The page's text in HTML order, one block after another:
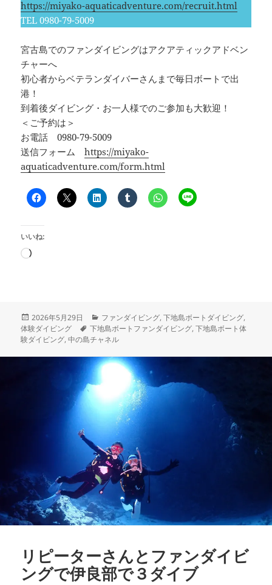
https://miyako-aquaticadventure.com/recruit.html
TEL 0980-79-5009
宮古島でのファンダイビングはアクアティックアドベン
チャーへ
初心者からベテランダイバーさんまで毎日ボートで出
港！
到着後ダイビング・お一人様でのご参加も大歓迎！
＜ご予約は＞
お電話 0980-79-5009
送信フォームhttps://miyako-
aquaticadventure.com/form.html
いいね:
読
中…
投
稿
日:
2026年5月29日
カ
テ
ゴ
ー
ファンダイビング,下地島ボートダイビング,
体験ダイビング
タ
グ
下地島ボートファンダイビング,下地島ボート体
験ダイビング,中の島チャネル
リピーターさんとファンダイビ
ングで伊良部で３ダイブ